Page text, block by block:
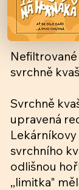
svrchně
Svrchně
upravená
Lekárníkovy
svrchního
odlišnou
,,limitka"